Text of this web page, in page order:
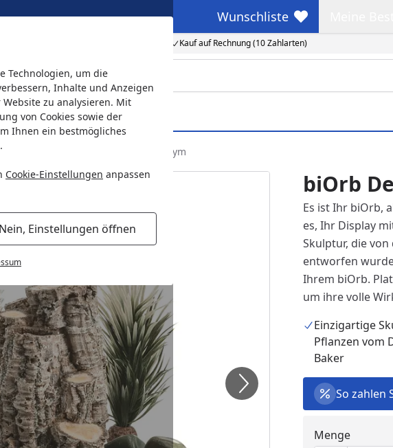
Technologien, um die
Inhalte und Anzeigen
zu analysieren. Mit
von Cookies sowie der
Ihnen ein bestmögliches
Cookie-Einstellungen anpassen
Nein, Einstellungen öffnen
Kauf auf Rechnung (10 Zahlarten)
Wunschliste
Wunschliste
& Fischfutter
biOrb Decor Set Forest Rhythym
biOrb
Es ist Ihr biOrb,
es, Ihr Display
Skulptur, die
entworfen
Ihrem biOrb.
um ihre volle
Einzigartige
Pflanzen vom
Baker
So zahlen
Menge